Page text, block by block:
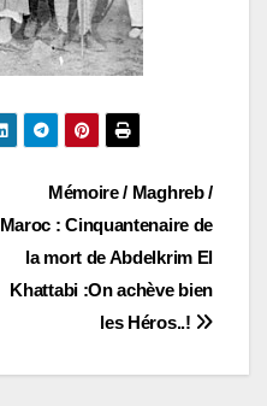
Mémoire / Maghreb /
Maroc : Cinquantenaire de
la mort de Abdelkrim El
Khattabi :On achève bien
les Héros..!